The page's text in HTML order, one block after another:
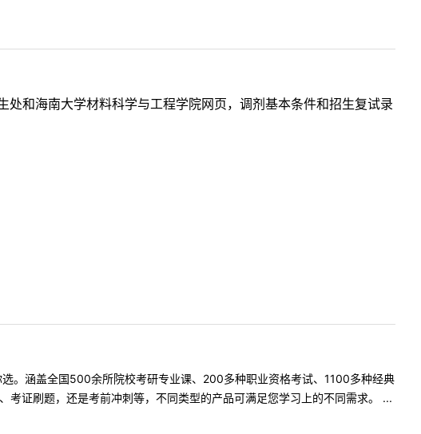
和海南大学材料科学与工程学院网页，调剂基本条件和招生复试录
。涵盖全国500余所院校考研专业课、200多种职业资格考试、1100多种经典
证刷题，还是考前冲刺等，不同类型的产品可满足您学习上的不同需求。 ...